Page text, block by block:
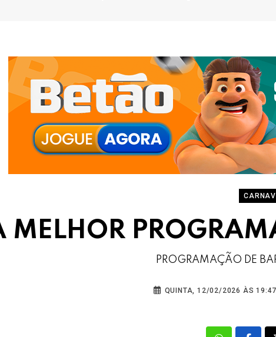
MELHOR
PROGRAMAÇÃO DE
QUINTA, 12/02/2026 ÀS 19:47